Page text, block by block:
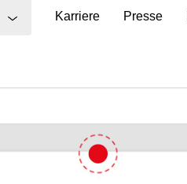
Karriere Presse